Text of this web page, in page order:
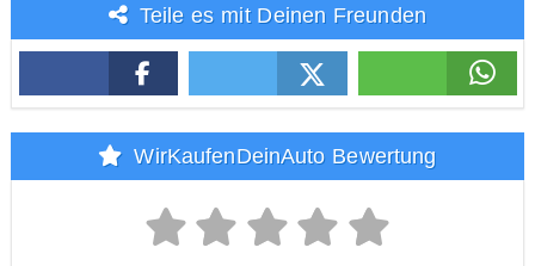
Teile es mit Deinen Freunden
WirKaufenDeinAuto Bewertung